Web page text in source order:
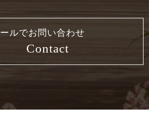
ールでお問い合わせ
Contact